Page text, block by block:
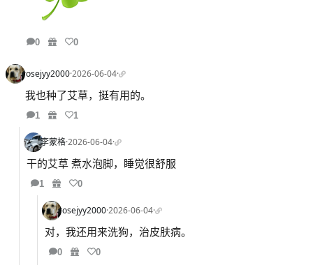
0 0
rosejyy2000·2026-06-04·
我也种了艾草，挺有用的。
1 1
李蒙格·2026-06-04·
干的艾草 煮水泡脚，睡觉很舒服
1 0
rosejyy2000·2026-06-04·
对，我还用来洗狗，治皮肤病。
0 0